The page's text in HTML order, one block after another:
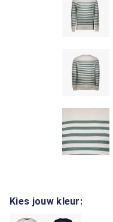
Kies jouw kleur: